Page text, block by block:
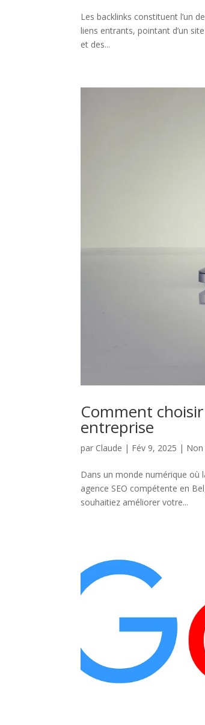
Les backlinks constituent l’un
liens entrants, pointant d’un
et des...
Comment
entreprise
par Claude | Fév 9, 2025 | Non
Dans un monde numérique où
agence SEO compétente en
souhaitiez améliorer votre...